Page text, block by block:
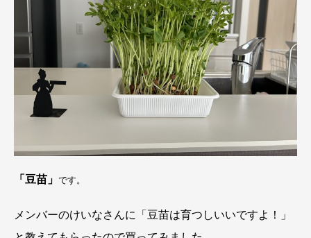
「豆苗」 です。
メンバーのけいなさんに「豆苗は育つしいいですよ！」